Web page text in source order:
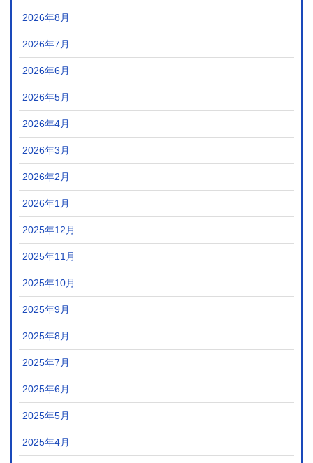
2026年8月
2026年7月
2026年6月
2026年5月
2026年4月
2026年3月
2026年2月
2026年1月
2025年12月
2025年11月
2025年10月
2025年9月
2025年8月
2025年7月
2025年6月
2025年5月
2025年4月